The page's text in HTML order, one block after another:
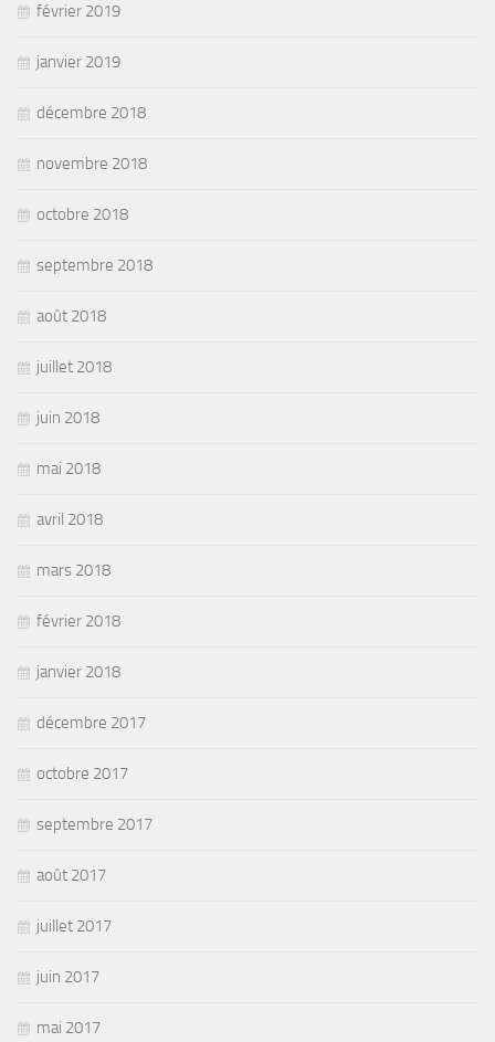
février 2019
janvier 2019
décembre 2018
novembre 2018
octobre 2018
septembre 2018
août 2018
juillet 2018
juin 2018
mai 2018
avril 2018
mars 2018
février 2018
janvier 2018
décembre 2017
octobre 2017
septembre 2017
août 2017
juillet 2017
juin 2017
mai 2017